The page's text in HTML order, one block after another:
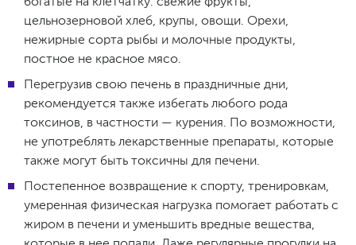
цельнозерновой хлеб, крупы, овощи. Орехи,
нежирные сорта рыбы и молочные продукты,
постное не красное мясо.
Перегрузив свою печень в праздничные дни,
рекомендуется также избегать любого рода
токсинов, в частности — курения. По возможности,
не употреблять лекарственные препараты, которые
также могут быть токсичны для печени.
Постепенное возвращение к спорту, тренировкам,
умеренная физическая нагрузка помогает работать с
жиром в печени и уменьшить вредные вещества,